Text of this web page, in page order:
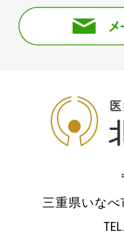
三重県いな
TEL.